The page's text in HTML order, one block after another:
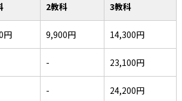
2教科 3教科
円 9,900円 14,300円
- 23,100円
- 24,200円